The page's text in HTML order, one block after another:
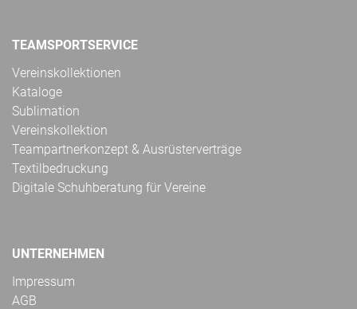
TEAMSPORTSERVICE
Vereinskollektionen
Kataloge
Sublimation
Vereinskollektion
Teampartnerkonzept & Ausrüsterverträge
Textilbedruckung
Digitale Schuhberatung für Vereine
UNTERNEHMEN
Impressum
AGB